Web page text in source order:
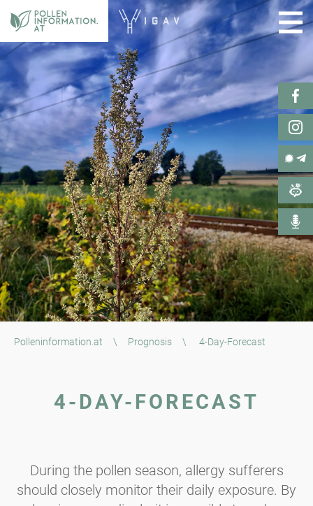
Polleninformation.at \ Prognosis \ 4-Day-Forecast
4-DAY-FORECAST
During the pollen season, allergy sufferers
should closely monitor their daily exposure. By